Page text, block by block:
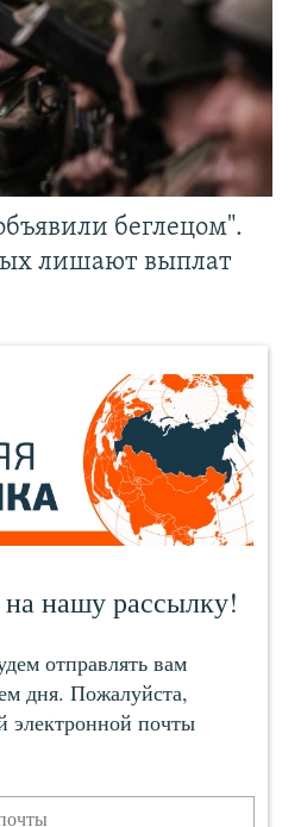
беглецом".
лишают выплат